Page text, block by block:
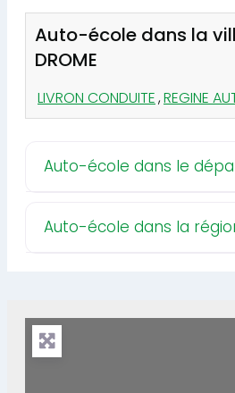
Auto-école dans la
DROME
LIVRON CONDUITE,REGINE
Auto-école dans le
Auto-école dans la